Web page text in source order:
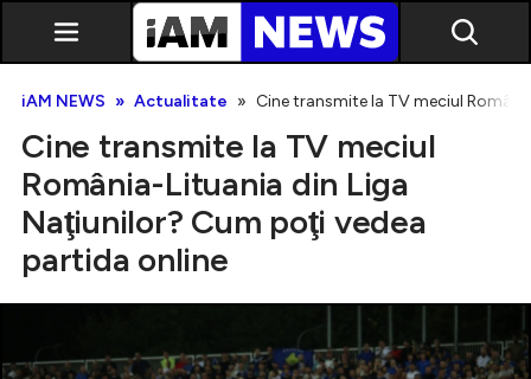
Exclusiv
iAM NEWS Actualitate Cine transmite la TV meciul
Cine transmite la TV meciul
România-Lituania din Liga
Naţiunilor? Cum poţi vedea
partida online